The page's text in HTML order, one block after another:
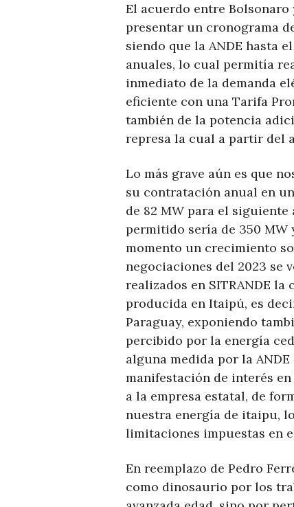
El acuerdo entre Bolsonaro
presentar un cronograma
siendo que la ANDE hasta
anuales, lo cual permitía
inmediato de la demanda
eficiente con una Tarifa
también de la potencia
represa la cual a partir del
Lo más grave aún es que
su contratación anual en
de 82 MW para el
permitido sería de 350 MW
momento un crecimiento
negociaciones del 2023 se
realizados en SITRANDE
producida en Itaipú, es
Paraguay, exponiendo
percibido por la energía
alguna medida por la
manifestación de interés
a la empresa estatal, de
nuestra energía de itaipu,
limitaciones impuestas en
En reemplazo de Pedro
como dinosaurio por los